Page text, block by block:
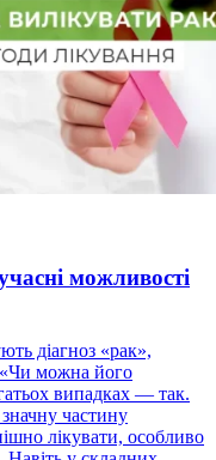
можливості
діагноз «рак»,
можна його
випадках — так.
частину
лікувати, особливо